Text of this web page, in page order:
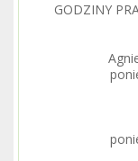
GODZINY